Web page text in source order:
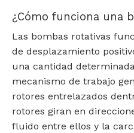
¿Cómo funciona una
Las bombas rotativas
de desplazamiento
una cantidad
mecanismo de trabajo
rotores entrelazados
rotores giran en
fluido entre ellos y la